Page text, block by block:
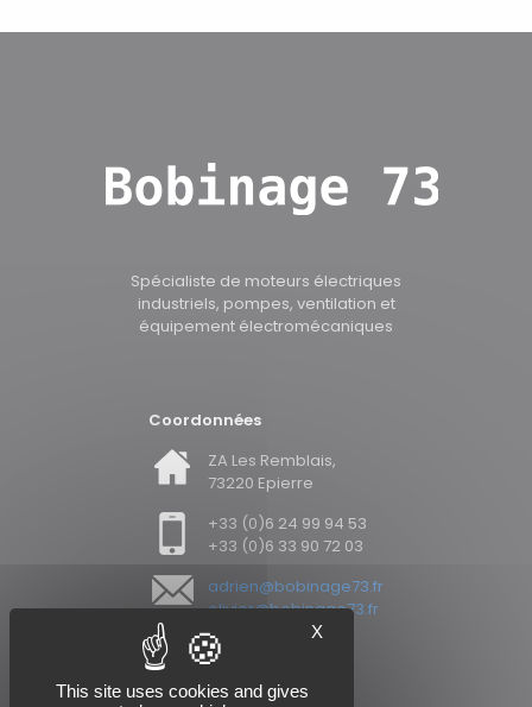
Spécialiste de moteurs électriques
industriels, pompes, ventilation et
équipement électromécaniques
Coordonnées
ZA Les Remblais,
73220 Epierre
+33 (0)6 24 99 94 53
+33 (0)6 33 90 72 03
adrien@bobinage73.fr
olivier@bobinage73.fr
X
This site uses cookies and gives